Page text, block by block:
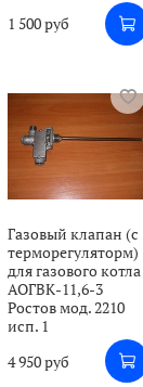
1 500 руб
Газовый клапан (с
терморегуляторм)
для газового котла
АОГВК-11,6-3
Ростов мод. 2210
исп. 1
4 950 руб